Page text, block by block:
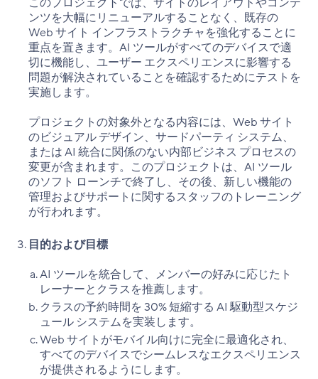
ンツを大幅にリニューアルすることなく、既存の
Web サイト インフラストラクチャを強化することに
重点を置きます。AI ツールがすべてのデバイスで適
切に機能し、ユーザー エクスペリエンスに影響する
問題が解決されていることを確認するためにテストを
実施します。
プロジェクトの対象外となる内容には、Web サイト
のビジュアル デザイン、サードパーティ システム、
または AI 統合に関係のない内部ビジネス プロセスの
変更が含まれます。このプロジェクトは、AI ツール
のソフト ローンチで終了し、その後、新しい機能の
管理およびサポートに関するスタッフのトレーニング
が行われます。
目的および目標
AI ツールを統合して、メンバーの好みに応じたト
レーナーとクラスを推薦します。
クラスの予約時間を 30% 短縮する AI 駆動型スケジ
ュール システムを実装します。
Web サイトがモバイル向けに完全に最適化され、
すべてのデバイスでシームレスなエクスペリエンス
が提供されるようにします。